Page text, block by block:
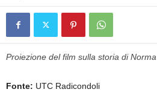
Proiezione del film sulla storia di
Fonte: UTC Radicondoli